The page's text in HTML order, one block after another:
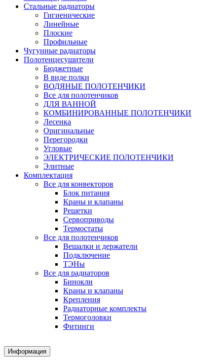
Стальные радиаторы
Гигиенические
Линейные
Плоские
Профильные
Чугунные радиаторы
Полотенцесушители
Бюджетные
В виде полки
ВОДЯНЫЕ ПОЛОТЕНЧИКИ
Все для полотенчиков
ДЛЯ ВАННОЙ
КОМБИНИРОВАННЫЕ ПОЛОТЕНЧИКИ
Лесенка
Оригинальные
Перегородки
Угловые
ЭЛЕКТРИЧЕСКИЕ ПОЛОТЕНЧИКИ
Элитные
Комплектация
Все для конвекторов
Блок питания
Краны и клапаны
Решетки
Сервоприводы
Термостаты
Все для полотенчиков
Вешалки и держатели
Подключение
ТЭНы
Все для радиаторов
Бинокли
Краны и клапаны
Крепления
Радиаторные комплекты
Термоголовки
Фитинги
Информация